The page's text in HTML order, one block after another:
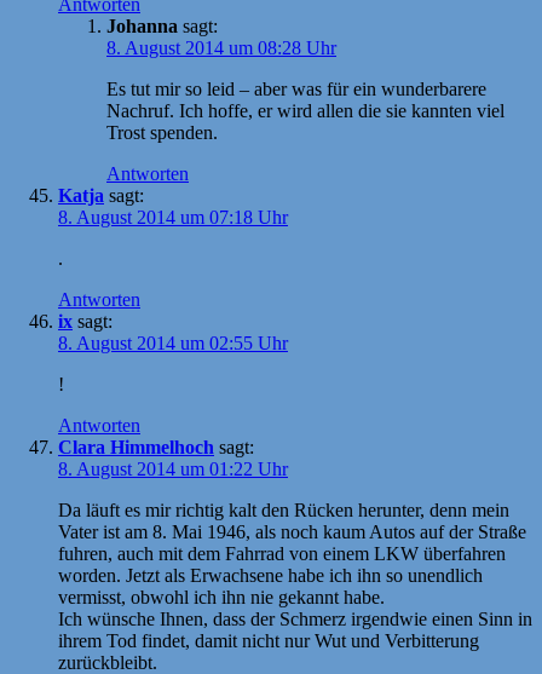
Johanna sagt:
8. August 2014 um 08:28 Uhr
Es tut mir so leid – aber was für ein wunderbarere
Nachruf. Ich hoffe, er wird allen die sie kannten viel
Trost spenden.
Antworten
Katja sagt:
8. August 2014 um 07:18 Uhr
.
Antworten
ix sagt:
8. August 2014 um 02:55 Uhr
!
Antworten
Clara Himmelhoch sagt:
8. August 2014 um 01:22 Uhr
Da läuft es mir richtig kalt den Rücken herunter, denn mein
Vater ist am 8. Mai 1946, als noch kaum Autos auf der Straße
fuhren, auch mit dem Fahrrad von einem LKW überfahren
worden. Jetzt als Erwachsene habe ich ihn so unendlich
vermisst, obwohl ich ihn nie gekannt habe.
Ich wünsche Ihnen, dass der Schmerz irgendwie einen Sinn in
ihrem Tod findet, damit nicht nur Wut und Verbitterung
zurückbleibt.